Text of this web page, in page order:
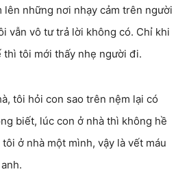
lên những nơi nhạy cảm trên người
vẫn vô tư trả lời không có. Chỉ khi
thì tôi mới thấy nhẹ người đi.
tôi hỏi con sao trên nệm lại có
biết, lúc con ở nhà thì không hề
ở nhà một mình, vậy là vết máu